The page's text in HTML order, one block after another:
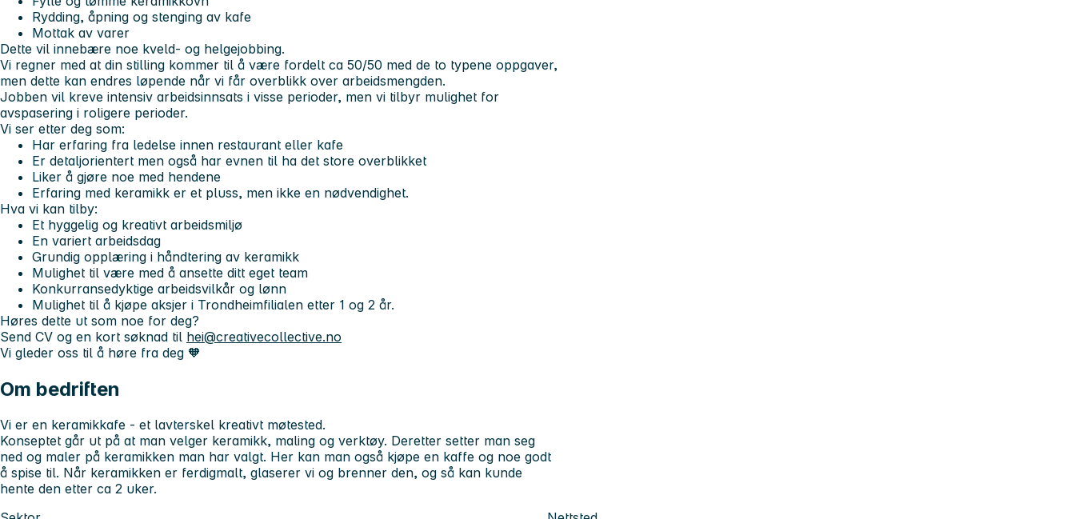
Rydding, åpning og stenging av kafe
Mottak av varer
Dette vil innebære noe kveld- og helgejobbing.
Vi regner med at din stilling kommer til å være fordelt ca 50/50 med de to typene oppgaver,
men dette kan endres løpende når vi får overblikk over arbeidsmengden.
Jobben vil kreve intensiv arbeidsinnsats i visse perioder, men vi tilbyr mulighet for
avspasering i roligere perioder.
Vi ser etter deg som:
Har erfaring fra ledelse innen restaurant eller kafe
Er detaljorientert men også har evnen til ha det store overblikket
Liker å gjøre noe med hendene
Erfaring med keramikk er et pluss, men ikke en nødvendighet.
Hva vi kan tilby:
Et hyggelig og kreativt arbeidsmiljø
En variert arbeidsdag
Grundig opplæring i håndtering av keramikk
Mulighet til være med å ansette ditt eget team
Konkurransedyktige arbeidsvilkår og lønn
Mulighet til å kjøpe aksjer i Trondheimfilialen etter 1 og 2 år.
Høres dette ut som noe for deg?
Send CV og en kort søknad til hei@creativecollective.no
Vi gleder oss til å høre fra deg 🧡
Om bedriften
Vi er en keramikkafe - et lavterskel kreativt møtested.
Konseptet går ut på at man velger keramikk, maling og verktøy. Deretter setter man seg
ned og maler på keramikken man har valgt. Her kan man også kjøpe en kaffe og noe godt
å spise til. Når keramikken er ferdigmalt, glaserer vi og brenner den, og så kan kunde
hente den etter ca 2 uker.